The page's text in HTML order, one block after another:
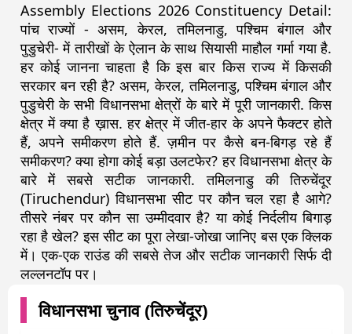
Assembly Elections 2026 Constituency Detail:
पांच राज्यों - असम, केरल, तमिलनाडु, पश्चिम बंगाल और
पुडुचेरी- में तारीखों के ऐलान के साथ सियासी माहौल गर्मा गया है.
हर कोई जानना चाहता है कि इस बार किस राज्य में किसकी
सरकार बन रही है? असम, केरल, तमिलनाडु, पश्चिम बंगाल और
पुडुचेरी के सभी विधानसभा क्षेत्रों के बारे में पूरी जानकारी. किस
क्षेत्र में क्या है ख़ास. हर क्षेत्र में जीत-हार के अपने फैक्टर होते
हैं, अपने समीकरण होते हैं. ज़मीन पर कैसे बन-बिगड़ रहे हैं
समीकरण? क्या होगा कोई बड़ा उलटफेर? हर विधानसभा क्षेत्र के
बारे में सबसे सटीक जानकारी. तमिलनाडु की तिरुचेंदूर
(Tiruchendur) विधानसभा सीट पर कौन चल रहा है आगे?
तीसरे नंबर पर कौन सा उम्मीदवार है? या कोई निर्दलीय बिगाड़
रहा है खेल? इस सीट का पूरा लेखा-जोखा जानिए बस एक क्लिक
में। एक-एक राउंड की सबसे तेज और सटीक जानकारी सिर्फ दी
लल्लनटॉप पर।
विधानसभा चुनाव (तिरुचेंदूर)